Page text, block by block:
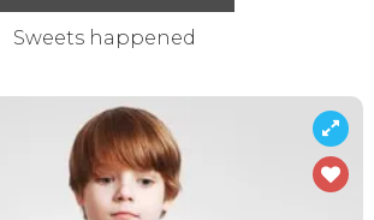
Sweets happened